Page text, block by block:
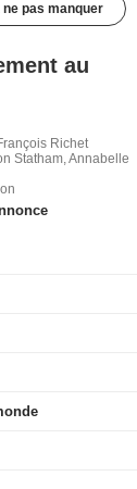
pas manquer
au
Richet
Statham, Annabelle